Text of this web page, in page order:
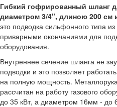
Гибкий гофрированный шланг
диаметром 3/4", длиною 200 см
это подводка сильфонного типа
приварными окончаниями для
оборудования.
Внутреннее сечение шланга не
подводки и это позволяет
на полную мощность.
рассчитан на работу газового
до 35 кВт, а диаметром 16мм - до